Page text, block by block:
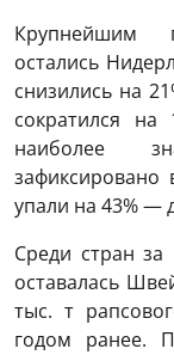
Крупнейшим
остались
снизились на
сократился
наиболее
упали на 43% —
Среди стран
оставалась
тыс. т
годом ранее.